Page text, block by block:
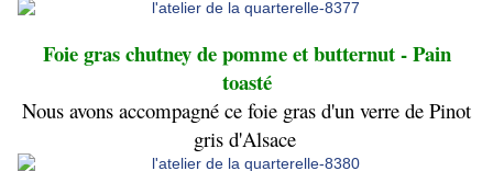
Foie gras chutney de pomme et butternut - Pain
toasté
Nous avons accompagné ce foie gras d'un verre de Pinot
gris d'Alsace